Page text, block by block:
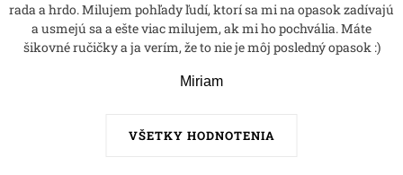
VŠETKY HODNOTENIA
rada a hrdo. Milujem pohľady ľudí, ktorí sa mi na opasok zadívajú
a usmejú sa a ešte viac milujem, ak mi ho pochvália. Máte
šikovné ručičky a ja verím, že to nie je môj posledný opasok :)
Miriam